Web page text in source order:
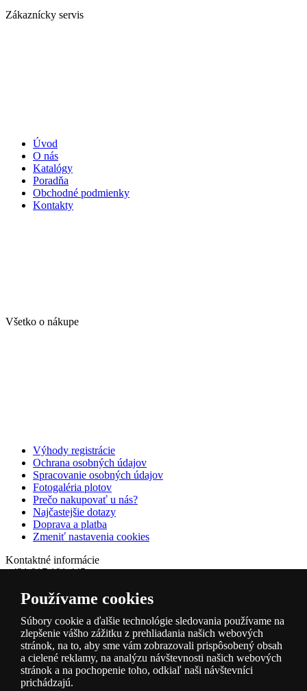
Zákaznícky servis
Úvod
O nás
Katalógy
Poradňa
Obchodné podmienky
Kontakty
Všetko o nákupe
Výhody registrácie
Ochrana osobných údajov
Spracovanie osobných údajov
Fotogaléria plotov
Prečo nakupovať u nás?
Najčastejšie dotazy
Doprava a platba
Zmeniť nastavenia cookies
Kontaktné informácie
+421 917 191 445
Naše odberné miesta
Všetky práva vyhradené Lacne-oplotenie.sk © 2019-2026
Používame cookies
Súbory cookie a ďalšie technológie sledovania používame na
zlepšenie vášho zážitku z prehliadania našich webových
stránok, na to, aby sme vám zobrazovali prispôsobený obsah
a cielené reklamy, na analýzu návštevnosti našich webových
stránok a na pochopenie toho, odkiaľ naši návštevníci
prichádzajú.